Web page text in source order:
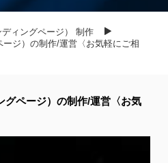
ディングページ） 制作
ジ）の制作/運営〈お気軽にご相
グページ）の制作/運営〈お気